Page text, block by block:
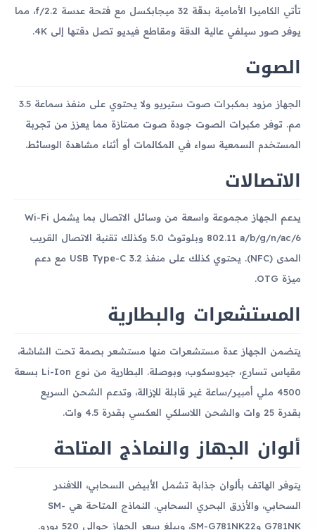
تأتي الكاميرا الأمامية بدقة 32 ميجابكسل مع فتحة عدسة f/2.2، مما
يوفر صور سيلفي عالية الدقة ومقاطع فيديو تصل دقتها إلى 4K.
الصوت
الجهاز مزود بمكبرات صوت ستيريو ولا يحتوي على منفذ سماعة 3.5
مم. توفر مكبرات الصوت جودة صوت ممتازة مما يعزز من تجربة
المستخدم السمعية سواء في المكالمات أو أثناء مشاهدة الوسائط.
الاتصالات
يدعم الجهاز مجموعة واسعة من وسائل الاتصال بما يشمل Wi-Fi
802.11 a/b/g/n/ac/6 وبلوتوث 5.0 وكذلك تقنية الاتصال القريب
المدى (NFC). يحتوي كذلك على منفذ USB Type-C 3.2 مع دعم
ميزة OTG.
المستشعرات والبطارية
يتضمن الجهاز عدة مستشعرات منها مستشعر بصمة تحت الشاشة،
مقياس تسارع، جيروسكوب، وبوصلة. البطارية من نوع Li-Ion بسعة
4500 ملي أمبير/ساعة غير قابلة للإزالة، وتدعم الشحن السريع
بقدرة 25 وات والشحن اللاسلكي العكسي بقدرة 4.5 وات.
ألوان الجهاز والنماذج المتاحة
يتوفر الهاتف بألوان جذابة تشمل الأبيض السحابي، اللافندر
السحابي، والأزرق البحري السحابي. النماذج المتاحة هي SM-
G781NK وSM-G781NK22، ويبلغ سعر الجهاز حوالي 520 يورو.